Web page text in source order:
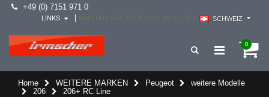
+49 (0) 7151 971 0
SCHWEIZ
LINKS
0
Home WEITERE MARKEN Peugeot
weitere Modelle
206
206+ RC Line